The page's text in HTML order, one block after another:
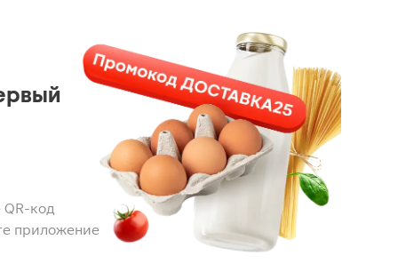
код
приложение